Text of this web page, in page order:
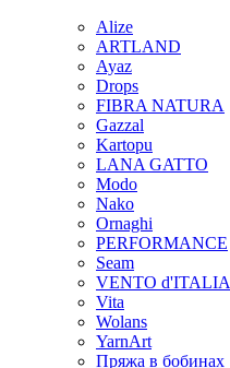
Alize
ARTLAND
Ayaz
Drops
FIBRA NATURA
Gazzal
Kartopu
LANA GATTO
Modo
Nako
Ornaghi
PERFORMANCE
Seam
VENTO d'ITALIA
Vita
Wolans
YarnArt
Пряжа в бобинах